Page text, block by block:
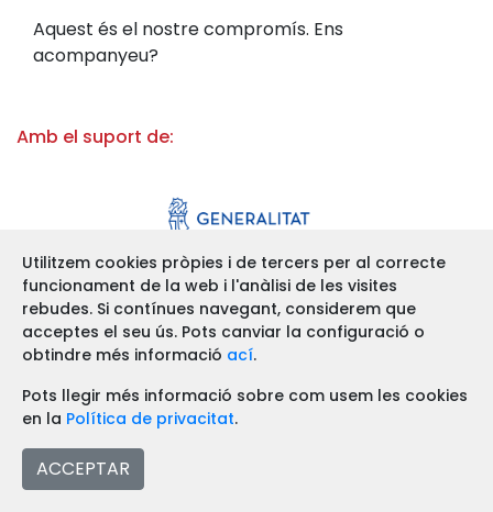
Aquest és el nostre compromís. Ens
acompanyeu?
Amb el suport de:
Utilitzem cookies pròpies i de tercers per al correcte
funcionament de la web i l'anàlisi de les visites
rebudes. Si contínues navegant, considerem que
acceptes el seu ús. Pots canviar la configuració o
obtindre més informació ací.
Pots llegir més informació sobre com usem les cookies
en la Política de privacitat.
ACCEPTAR